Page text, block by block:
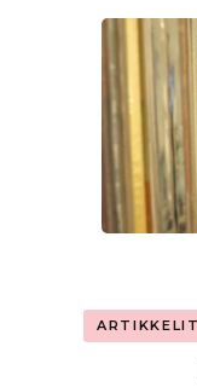
ARTIKKELIT